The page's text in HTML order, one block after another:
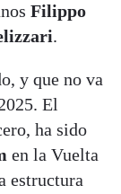
Filippo
.
y que no va
El
ha sido
en la Vuelta
estructura